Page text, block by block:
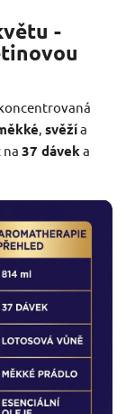
-
, svěžía
na 37 dáveka